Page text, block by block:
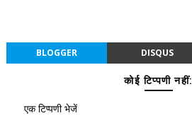
BLOGGER DISQUS
कोई टिप्पणी नहीं:
एक टिप्पणी भेजें